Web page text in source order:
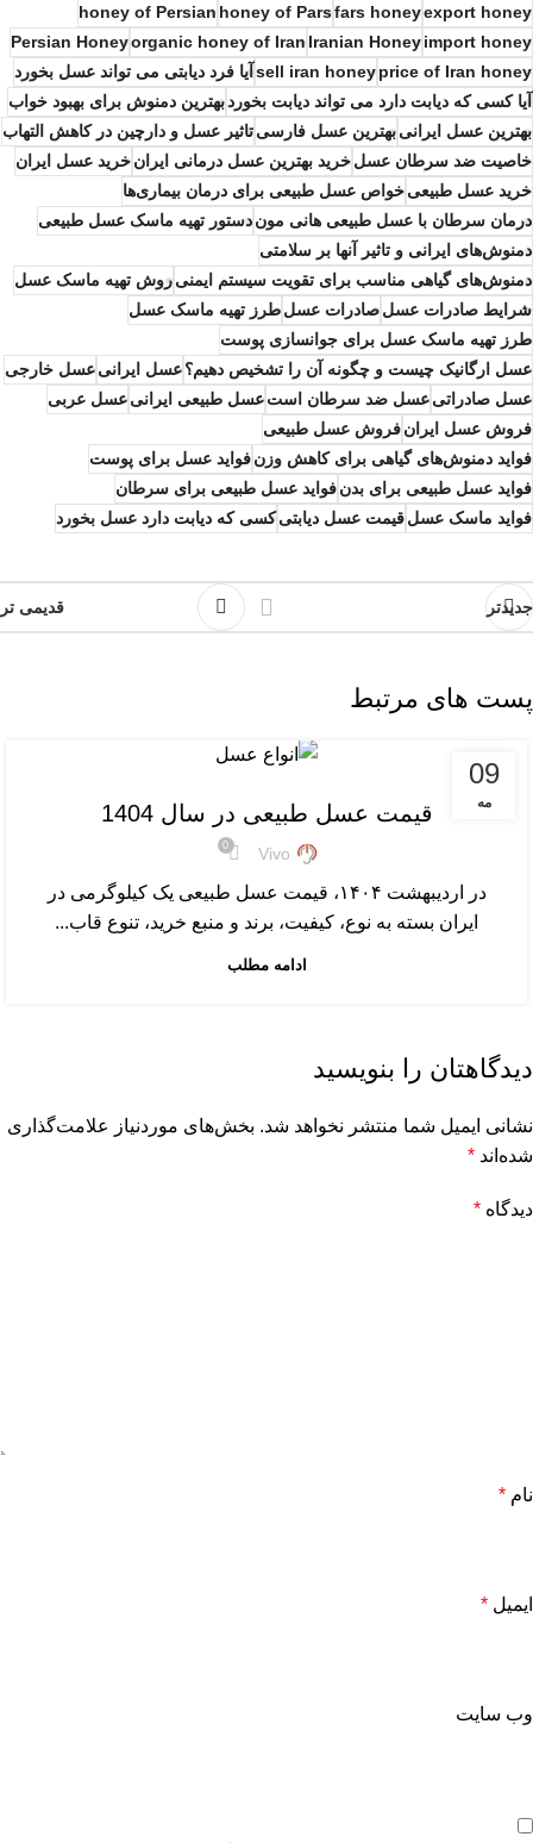
export honey
fars honey
honey of Pars
honey of Persian
import honey
Iranian Honey
organic honey of Iran
Persian Honey
price of Iran honey
sell iran honey آیا فرد دیابتی می تواند عسل بخورد
آیا کسی که دیابت دارد می تواند دیابت بخوردبهترین دمنوش برای بهبود خواب
بهترین عسل ایرانیبهترین عسل فارسیتاثیر عسل و دارچین در کاهش التهاب
خاصیت ضد سرطان عسلخرید بهترین عسل درمانی ایرانخرید عسل ایران
خرید عسل طبیعیخواص عسل طبیعی برای درمان بیماری‌ها
درمان سرطان با عسل طبیعی هانی موندستور تهیه ماسک عسل طبیعی
دمنوش‌های ایرانی و تاثیر آنها بر سلامتی
دمنوش‌های گیاهی مناسب برای تقویت سیستم ایمنیروش تهیه ماسک عسل
شرایط صادرات عسلصادرات عسلطرز تهیه ماسک عسل
طرز تهیه ماسک عسل برای جوانسازی پوست
عسل ارگانیک چیست و چگونه آن را تشخیص دهیم؟عسل ایرانیعسل خارجی
عسل صادراتیعسل ضد سرطان استعسل طبیعی ایرانیعسل عربی
فروش عسل ایرانفروش عسل طبیعی
فواید دمنوش‌های گیاهی برای کاهش وزنفواید عسل برای پوست
فواید عسل طبیعی برای بدنفواید عسل طبیعی برای سرطان
فواید ماسک عسلقیمت عسل دیابتیکسی که دیابت دارد عسل بخورد
جدیدتر قدیمی تر
پست های مرتبط
09
مه
ARTICLES
قیمت عسل طبیعی در سال 1404
Vivo
0
در اردیبهشت ۱۴۰۴، قیمت عسل طبیعی یک کیلوگرمی در
ایران بسته به نوع، کیفیت، برند و منبع خرید، تنوع قاب...
ادامه مطلب
دیدگاهتان را بنویسید
نشانی ایمیل شما منتشر نخواهد شد. بخش‌های موردنیاز علامت‌گذاری
شده‌اند *
دیدگاه *
نام *
ایمیل *
وب‌ سایت